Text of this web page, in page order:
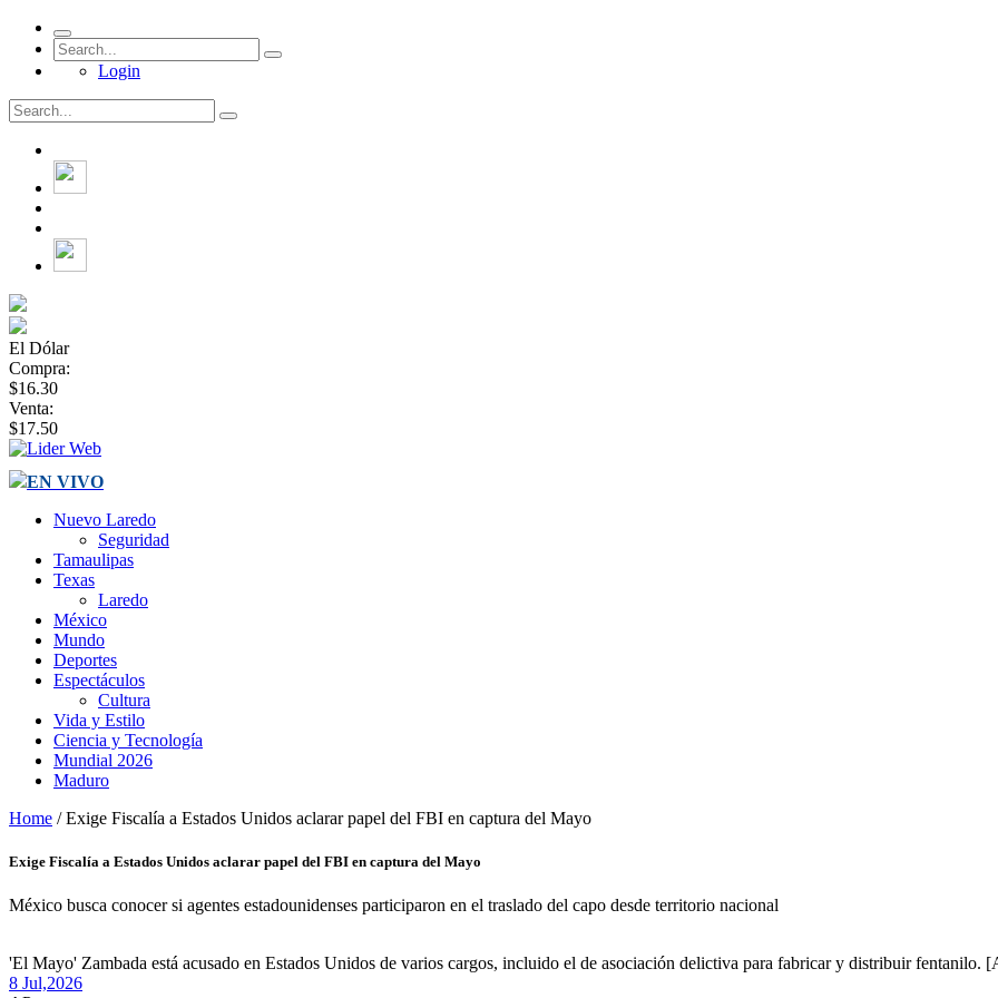
Login
El Dólar
Compra:
$16.30
Venta:
$17.50
EN VIVO
Nuevo Laredo
Seguridad
Tamaulipas
Texas
Laredo
México
Mundo
Deportes
Espectáculos
Cultura
Vida y Estilo
Ciencia y Tecnología
Mundial 2026
Maduro
Home / Exige Fiscalía a Estados Unidos aclarar papel del FBI en captura del Mayo
Exige Fiscalía a Estados Unidos aclarar papel del FBI en captura del Mayo
México busca conocer si agentes estadounidenses participaron en el traslado del capo desde territorio nacional
'El Mayo' Zambada está acusado en Estados Unidos de varios cargos, incluido el de asociación delictiva para fabricar y distribuir fentanilo.
8 Jul,2026